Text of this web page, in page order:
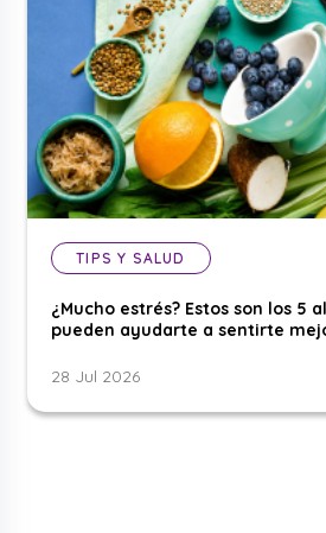
TIPS Y SALUD
¿Mucho estrés? Estos son los 5
pueden ayudarte a sentirte
28 Jul 2026